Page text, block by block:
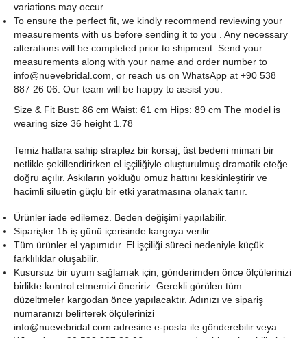
variations may occur.
To ensure the perfect fit, we kindly recommend reviewing your
measurements with us before sending it to you . Any necessary
alterations will be completed prior to shipment. Send your
measurements along with your name and order number to
info@nuevebridal.com, or reach us on WhatsApp at +90 538
887 26 06. Our team will be happy to assist you.
Size & Fit Bust: 86 cm Waist: 61 cm Hips: 89 cm The model is
wearing size 36 height 1.78
Temiz hatlara sahip straplez bir korsaj, üst bedeni mimari bir
netlikle şekillendirirken el işçiliğiyle oluşturulmuş dramatik eteğe
doğru açılır. Askıların yokluğu omuz hattını keskinleştirir ve
hacimli siluetin güçlü bir etki yaratmasına olanak tanır.
Ürünler iade edilemez. Beden değişimi yapılabilir.
Siparişler 15 iş günü içerisinde kargoya verilir.
Tüm ürünler el yapımıdır. El işçiliği süreci nedeniyle küçük
farklılıklar oluşabilir.
Kusursuz bir uyum sağlamak için, gönderimden önce ölçülerinizi
birlikte kontrol etmemizi öneririz. Gerekli görülen tüm
düzeltmeler kargodan önce yapılacaktır. Adınızı ve sipariş
numaranızı belirterek ölçülerinizi
info@nuevebridal.com adresine e-posta ile gönderebilir veya